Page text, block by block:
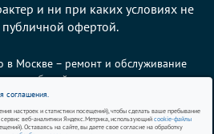
соглашения.
настроек и статистики посещений), чтобы сделать ваше пребывание
веб-аналитики Яндекс.Метрика, использующий cookie-файлы
Оставаясь на сайте, вы даете свое согласие на обработку
и ни при каких условиях не
публичной офертой.
в Москве – ремонт и обслуживание
автомобилей
cookies